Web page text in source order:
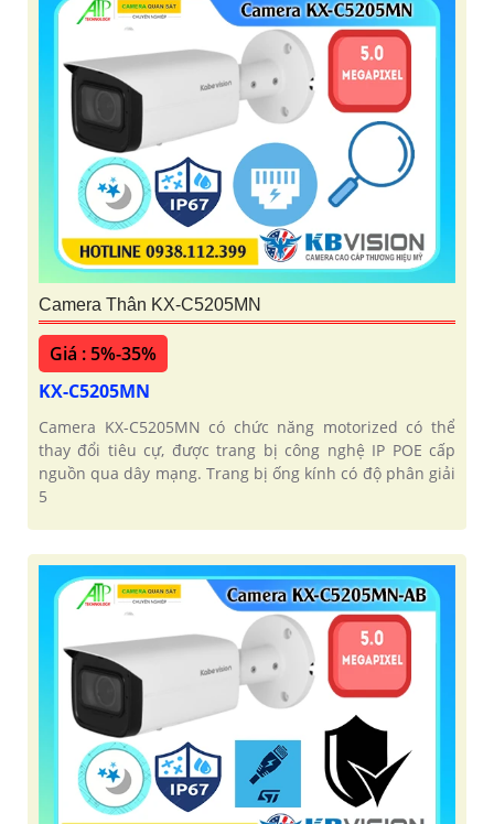
Camera Thân KX-C5205MN
Giá : 5%-35%
KX-C5205MN
Camera KX-C5205MN có chức năng motorized có thể
thay đổi tiêu cự, được trang bị công nghệ IP POE cấp
nguồn qua dây mạng. Trang bị ống kính có độ phân giải
5